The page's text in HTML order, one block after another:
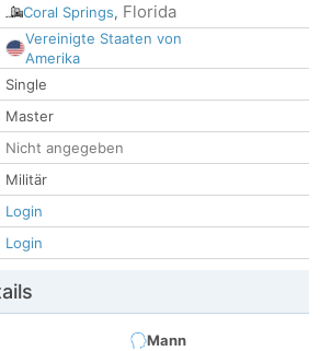
Coral Springs, Florida
Vereinigte Staaten von
Amerika
Single
Master
Nicht angegeben
Militär
Login
Login
Mann